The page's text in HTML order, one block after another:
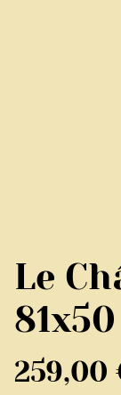
Le
259,00